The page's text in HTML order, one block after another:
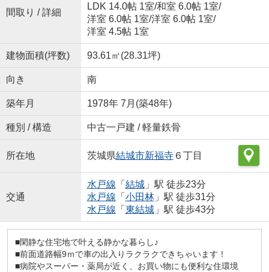
間取り / 詳細
LDK 14.0帖 1室/和室 6.0帖 1室/
洋室 6.0帖 1室/洋室 6.0帖 1室/
洋室 4.5帖 1室
建物面積(坪数) 93.61㎡(28.31坪)
向き 南
築年月 1978年 7月(築48年)
種別 / 構造 中古一戸建 / 軽量鉄骨
所在地 茨城県結城市新福寺６丁目
交通
水戸線 「 結城」駅 徒歩23分
水戸線 「 小田林」駅 徒歩31分
水戸線 「 東結城」駅 徒歩43分
■閑静な住宅地で叶える静かな暮らし♪
■前面道路幅9ｍで車の出入りラクラクできちゃいます！
■病院やスーパー・薬局が近く、お買い物にも便利な住環境